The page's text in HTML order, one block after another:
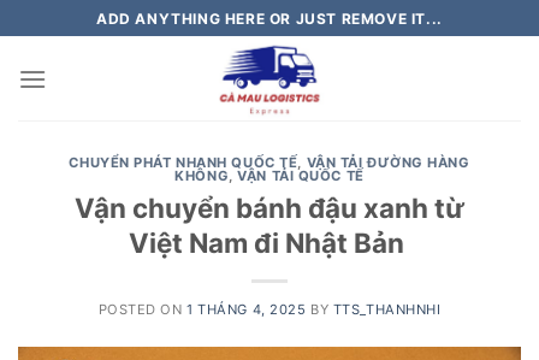
to
content
ADD ANYTHING HERE OR JUST REMOVE IT...
CHUYỂN PHÁT NHANH QUỐC TẾ, VẬN TẢI ĐƯỜNG HÀNG
KHÔNG,VẬN TẢI QUỐC TẾ
Vận chuyển bánh đậu xanh từ
Việt Nam đi Nhật Bản
POSTED ON1 THÁNG 4, 2025 BY TTS_THANHNHI